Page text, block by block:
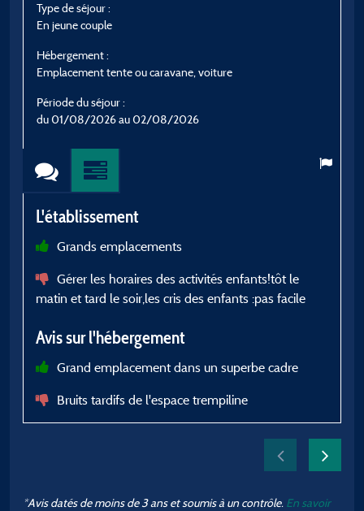
Type de séjour :
En jeune couple
Hébergement :
Emplacement tente ou caravane, voiture
Période du séjour :
du 01/08/2026 au 02/08/2026
L'établissement
Grands emplacements
Gérer les horaires des activités enfants!tôt le
matin et tard le soir,les cris des enfants :pas facile
Avis sur l'hébergement
Grand emplacement dans un superbe cadre
Bruits tardifs de l'espace trempiline
*Avis datés de moins de 3 ans et soumis à un contrôle. En savoir